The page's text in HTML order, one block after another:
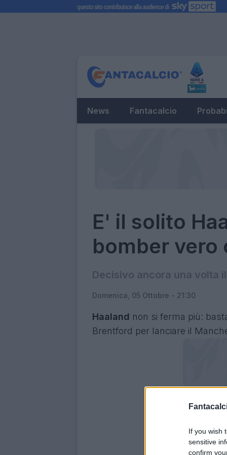
If you wish
sensitive
confirm
News Fantacalcio
E' il solito
bomber vero
Decisivo ancora una volta
Domenica, 05 Ottobre - 21:30
Haaland non si ferma più:
Brentford per lanciare il